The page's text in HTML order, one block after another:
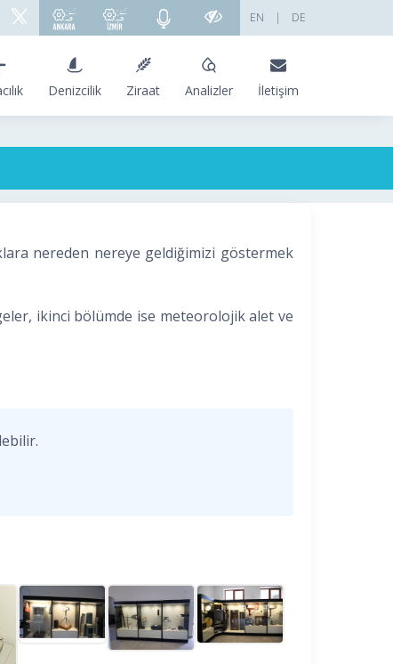
DE
|
EN
Denizcilik Ziraat Analizler İletişim
nereden nereye geldiğimizi göstermek
ikinci bölümde ise meteorolojik alet ve